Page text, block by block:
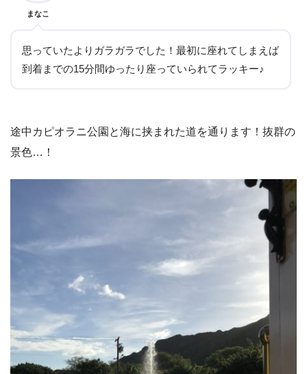
まなこ
思っていたよりガラガラでした！最初に座れてしまえば
到着までの15分間ゆったり座っていられてラッキー♪
途中カピオラニ公園と海に挟まれた道を通ります！抜群の
景色…！